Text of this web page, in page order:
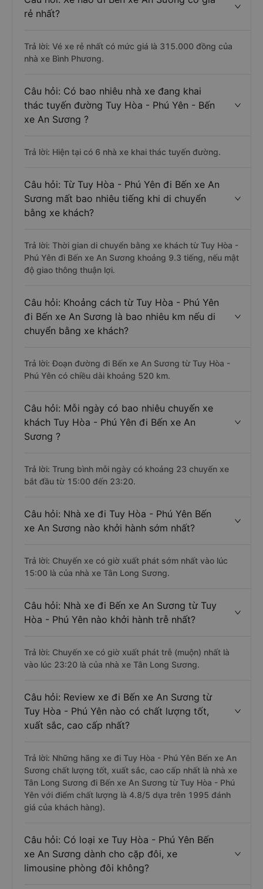
rẻ nhất?
Trả lời: Vé xe rẻ nhất có mức giá là 315.000 đồng của
nhà xe Bình Phương.
Câu hỏi: Có bao nhiêu nhà xe đang khai
thác tuyến đường Tuy Hòa - Phú Yên - Bến
xe An Sương ?
Trả lời: Hiện tại có 6 nhà xe khai thác tuyến đường.
Câu hỏi: Từ Tuy Hòa - Phú Yên đi Bến xe An
Sương mất bao nhiêu tiếng khi di chuyển
bằng xe khách?
Trả lời: Thời gian di chuyển bằng xe khách từ Tuy Hòa -
Phú Yên đi Bến xe An Sương khoảng 9.3 tiếng, nếu mật
độ giao thông thuận lợi.
Câu hỏi: Khoảng cách từ Tuy Hòa - Phú Yên
đi Bến xe An Sương là bao nhiêu km nếu di
chuyển bằng xe khách?
Trả lời: Đoạn đường đi Bến xe An Sương từ Tuy Hòa -
Phú Yên có chiều dài khoảng 520 km.
Câu hỏi: Mỗi ngày có bao nhiêu chuyến xe
khách Tuy Hòa - Phú Yên đi Bến xe An
Sương ?
Trả lời: Trung bình mỗi ngày có khoảng 23 chuyến xe
bắt đầu từ 15:00 đến 23:20.
Câu hỏi: Nhà xe đi Tuy Hòa - Phú Yên Bến
xe An Sương nào khởi hành sớm nhất?
Trả lời: Chuyến xe có giờ xuất phát sớm nhất vào lúc
15:00 là của nhà xe Tân Long Sương.
Câu hỏi: Nhà xe đi Bến xe An Sương từ Tuy
Hòa - Phú Yên nào khởi hành trễ nhất?
Trả lời: Chuyến xe có giờ xuất phát trễ (muộn) nhất là
vào lúc 23:20 là của nhà xe Tân Long Sương.
Câu hỏi: Review xe đi Bến xe An Sương từ
Tuy Hòa - Phú Yên nào có chất lượng tốt,
xuất sắc, cao cấp nhất?
Trả lời: Những hãng xe đi Tuy Hòa - Phú Yên Bến xe An
Sương chất lượng tốt, xuất sắc, cao cấp nhất là nhà xe
Tân Long Sương đi Bến xe An Sương từ Tuy Hòa - Phú
Yên với điểm chất lượng là 4.8/5 dựa trên 1995 đánh
giá của khách hàng).
Câu hỏi: Có loại xe Tuy Hòa - Phú Yên Bến
xe An Sương dành cho cặp đôi, xe
limousine phòng đôi không?